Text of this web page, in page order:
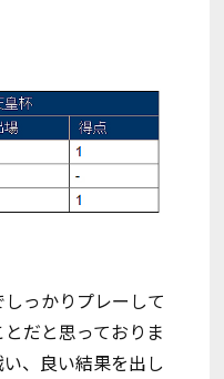
っかりプレーして
だと思っておりま
、良い結果を出し